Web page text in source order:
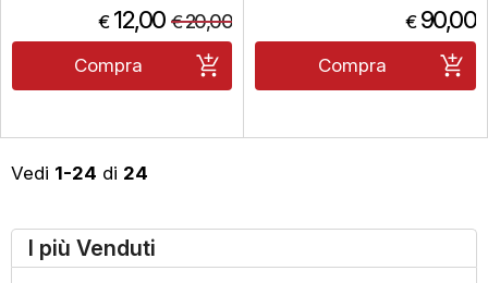
€ 12,00 €20,00
Compra
e il pallone per un controllo
più sicuro e una lunga durata.
Dettagli Taglio Evolution
€ 90,00
Compra
Vedi 1-24 di 24
I più Venduti